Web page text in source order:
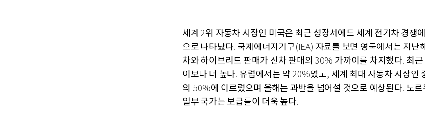
세계 2위 자동차 시장인 미국은 최근 성장세에도 세계 전기차 경쟁
으로 나타났다. 국제에너지기구(IEA) 자료를 보면 영국에서는 지난
차와 하이브리드 판매가 신차 판매의 30% 가까이를 차지했다. 최근
이보다 더 높다. 유럽에서는 약 20%였고, 세계 최대 자동차 시장인
의 50%에 이르렀으며 올해는 과반을 넘어설 것으로 예상된다. 노르
일부 국가는 보급률이 더욱 높다.